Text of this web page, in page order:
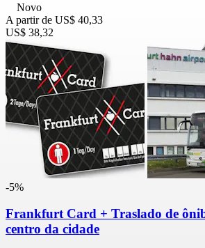
Novo
A partir de US$ 40,33
US$ 38,32
-5%
Frankfurt Card + Traslado de
centro da cidade